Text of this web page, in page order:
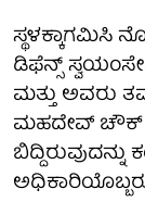
ಸ್ಥಳಕ್ಕಾಗಮಿಸಿ
ಡಿಫೆನ್ಸ್
ಮತ್ತು ಅವರು
ಮಹದೇವ್ ಚೌಕ್